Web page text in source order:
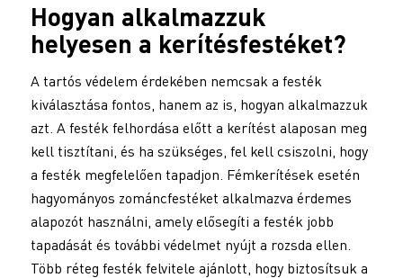
Hogyan alkalmazzuk
helyesen a kerítésfestéket?
A tartós védelem érdekében nemcsak a festék
kiválasztása fontos, hanem az is, hogyan alkalmazzuk
azt. A festék felhordása előtt a kerítést alaposan meg
kell tisztítani, és ha szükséges, fel kell csiszolni, hogy
a festék megfelelően tapadjon. Fémkerítések esetén
hagyományos zománcfestéket alkalmazva érdemes
alapozót használni, amely elősegíti a festék jobb
tapadását és további védelmet nyújt a rozsda ellen.
Több réteg festék felvitele ajánlott, hogy biztosítsuk a